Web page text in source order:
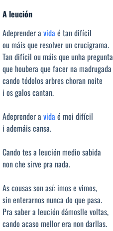
A leución
Adeprender a vida é tan difícil
ou máis que resolver un crucigrama.
Tan difícil ou máis que unha pregunta
que houbera que facer na madrugada
cando tódolos arbres choran noite
i os galos cantan.
Adeprender a vida é moi difícil
i ademáis cansa.
Cando tes a leución medio sabida
non che sirve pra nada.
As cousas son así: imos e vimos,
sin enterarnos nunca do que pasa.
Pra saber a leución dámoslle voltas,
cando acaso mellor era non darllas.